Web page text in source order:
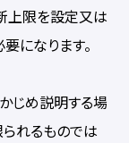
上限を設定又は
になります。
じめ説明する場
れるものでは